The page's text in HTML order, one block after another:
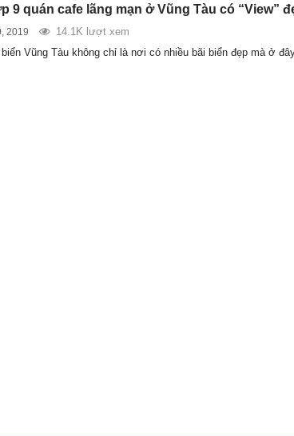
9 quán cafe lãng mạn ở Vũng Tàu có “View”
2019
14.1K lượt xem
Vũng Tàu không chỉ là nơi có nhiều bãi biển đẹp mà ở